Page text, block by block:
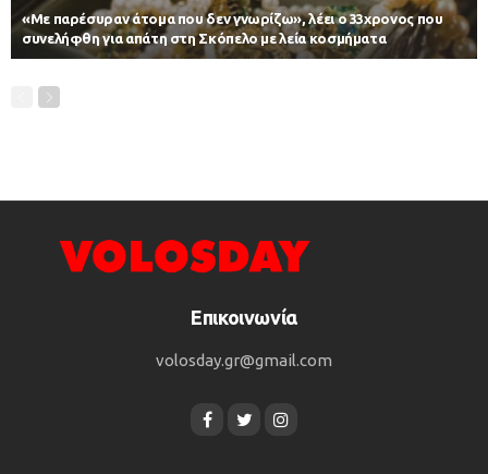
«Με παρέσυραν άτομα που δεν γνωρίζω», λέει ο 33χρονος που
συνελήφθη για απάτη στη Σκόπελο με λεία κοσμήματα
Επικοινωνία
volosday.gr@gmail.com